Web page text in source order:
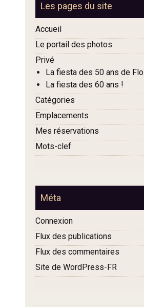
Les pages du site
Accueil
Le portail des photos
Privé
La fiesta des 50 ans de Flo
La fiesta des 60 ans !
Catégories
Emplacements
Mes réservations
Mots-clef
Méta
Connexion
Flux des publications
Flux des commentaires
Site de WordPress-FR